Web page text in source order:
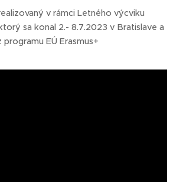
v rámci Letného výcviku
sa konal 2.- 8.7.2023 v Bratislave a
EÚ Erasmus+